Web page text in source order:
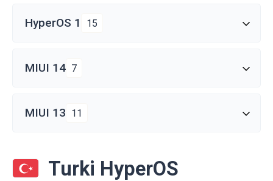
HyperOS 1 15
MIUI 14 7
MIUI 13 11
Turki HyperOS